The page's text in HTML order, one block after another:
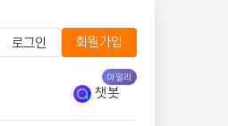
로그인 회원가입
챗봇
아일리